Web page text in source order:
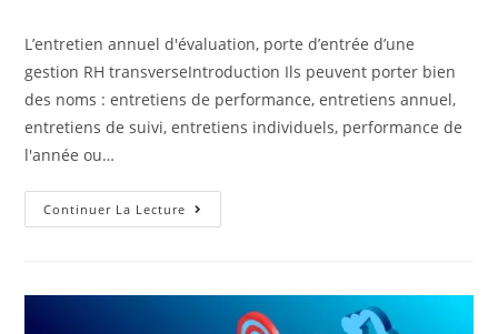
L’entretien annuel d'évaluation, porte d’entrée d’une
gestion RH transverseIntroduction Ils peuvent porter bien
des noms : entretiens de performance, entretiens annuel,
entretiens de suivi, entretiens individuels, performance de
l'année ou…
Continuer La Lecture